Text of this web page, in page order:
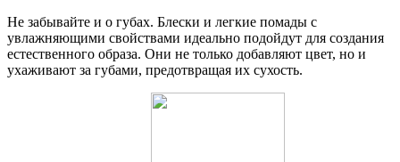
Не забывайте и о губах. Блески и легкие помады с
увлажняющими свойствами идеально подойдут для создания
естественного образа. Они не только добавляют цвет, но и
ухаживают за губами, предотвращая их сухость.